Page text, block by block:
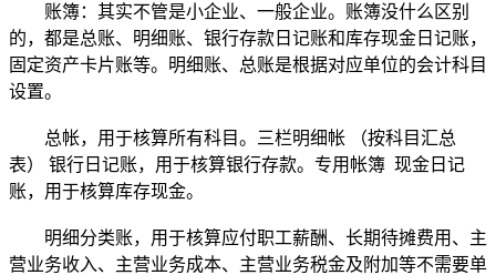
账簿：其实不管是小企业、一般企业。账簿没什么区别
的，都是总账、明细账、银行存款日记账和库存现金日记账，
固定资产卡片账等。明细账、总账是根据对应单位的会计科目
设置。
总帐，用于核算所有科目。三栏明细帐 （按科目汇总
表） 银行日记账，用于核算银行存款。专用帐簿 现金日记
账，用于核算库存现金。
明细分类账，用于核算应付职工薪酬、长期待摊费用、主
营业务收入、主营业务成本、主营业务税金及附加等不需要单